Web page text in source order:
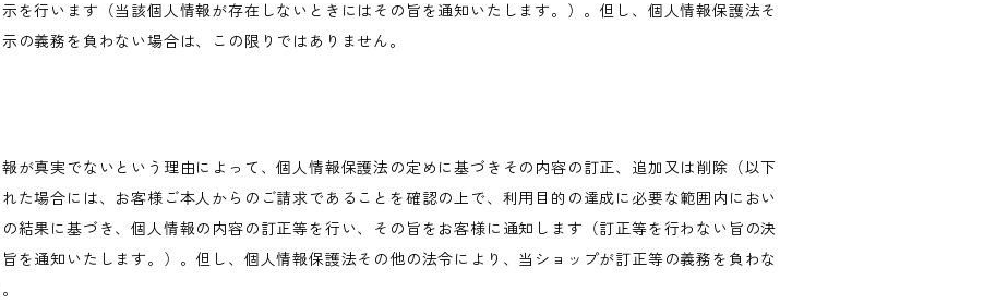
を行います（当該個人情報が存在しないときにはその旨を通知いたします。）。但し、個人情報保護法そ
の義務を負わない場合は、この限りではありません。
が真実でないという理由によって、個人情報保護法の定めに基づきその内容の訂正、追加又は削除（以下
た場合には、お客様ご本人からのご請求であることを確認の上で、利用目的の達成に必要な範囲内におい
結果に基づき、個人情報の内容の訂正等を行い、その旨をお客様に通知します（訂正等を行わない旨の決
を通知いたします。）。但し、個人情報保護法その他の法令により、当ショップが訂正等の義務を負わな